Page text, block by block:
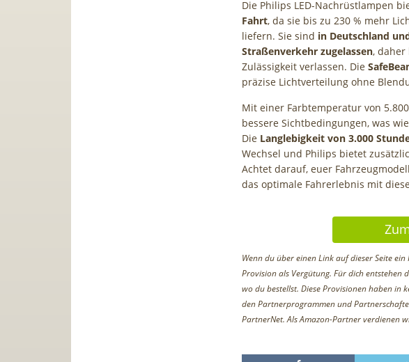
Die Philips LED-Nachrüstlampen
Fahrt, da sie bis zu 230 % mehr
liefern. Sie sind in Deutschland
Straßenverkehr zugelassen,
Zulässigkeit verlassen. Die
präzise Lichtverteilung ohne
Mit einer Farbtemperatur von
bessere Sichtbedingungen, was
Die Langlebigkeit von 3.000
Wechsel und Philips bietet
Achtet darauf, euer
das optimale Fahrerlebnis mit
Wenn du über einen Link auf dieser Seite
Provision als Vergütung. Für dich
wo du bestellst. Diese Provisionen haben in
den Partnerprogrammen und
PartnerNet. Als Amazon-Partner verdienen